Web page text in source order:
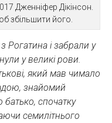
Дженніфер Дікінсон.
збільшити його.
Рогатина і забрали у
у великі рови.
який мав чимало
знайомий
спочатку
семилітнього